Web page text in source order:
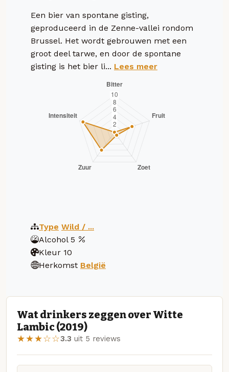
Een bier van spontane gisting,
geproduceerd in de Zenne-vallei rondom
Brussel. Het wordt gebrouwen met een
groot deel tarwe, en door de spontane
gisting is het bier li... Lees meer
Type Wild / ...
Alcohol 5
Kleur 10
Herkomst België
Wat drinkers zeggen over Witte
Lambic (2019)
★★★☆☆3.3 uit 5 reviews